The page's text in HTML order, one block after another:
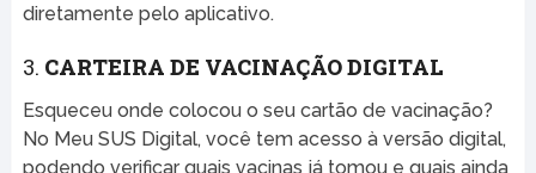
diretamente pelo aplicativo.
3. CARTEIRA DE VACINAÇÃO DIGITAL
Esqueceu onde colocou o seu cartão de vacinação?
No Meu SUS Digital, você tem acesso à versão digital,
podendo verificar quais vacinas já tomou e quais ainda